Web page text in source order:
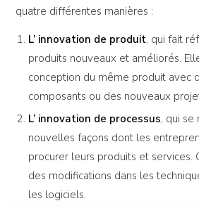
quatre différentes manières :
L’ innovation de produit, qui fait
produits nouveaux et améliorés.
conception du même produit avec
composants ou des nouveaux
L’ innovation de processus, qui se
nouvelles façons dont les
procurer leurs produits et services.
des modifications dans les
les logiciels.